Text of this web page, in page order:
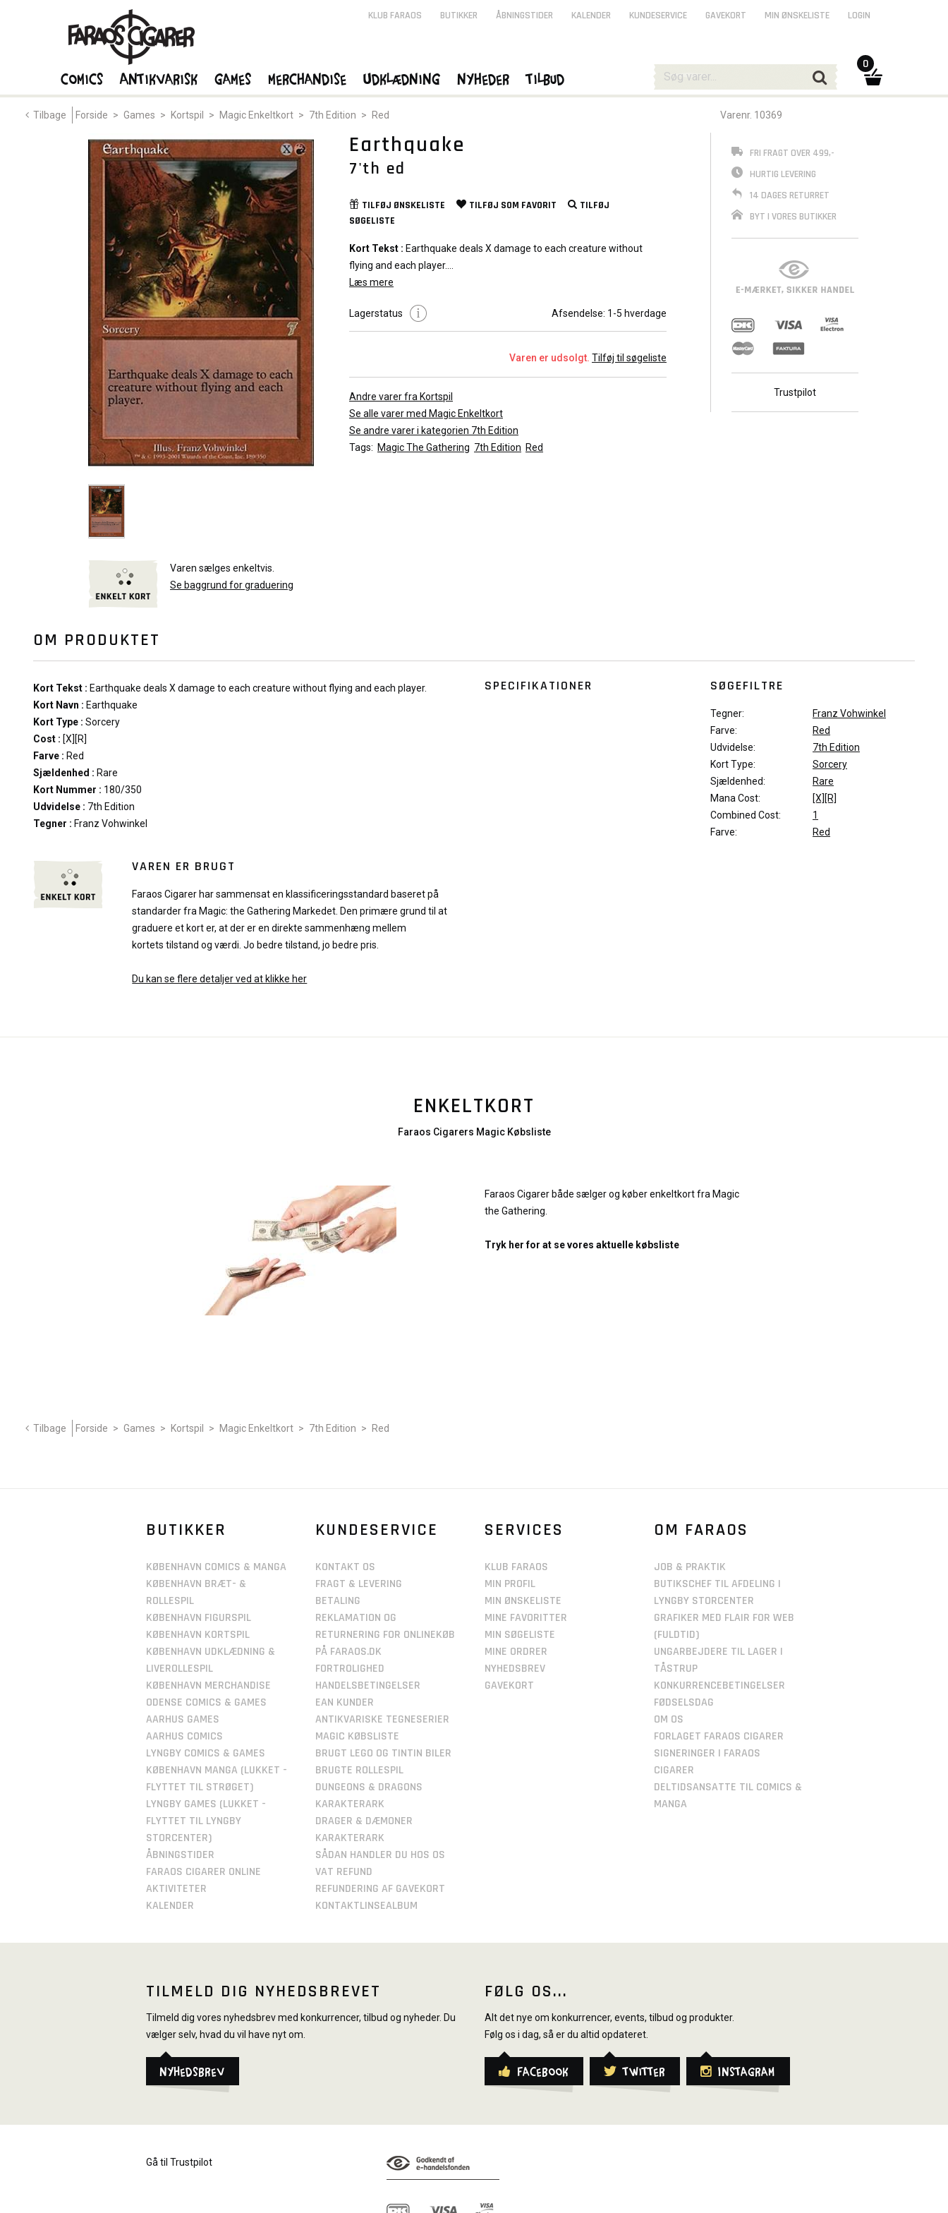
Tilbage Forside > Games > Kortspil > Magic Enkeltkort > 7th Edition > Red Varenr. 10369
Varen sælges enkeltvis.
Se baggrund for graduering
Earthquake
7'th ed
TILFØJ ØNSKELISTE TILFØJ SOM FAVORIT
TILFØJ
SØGELISTE
Kort Tekst : Earthquake deals X damage to each creature without
flying and each player.
Kort Navn :
Cost :[X][R]
Farve :Red
Tegner :Franz Vohwinkel
Læs mere
Lagerstatus Afsendelse: 1-5 hverdage
Varen er udsolgt. Tilføj til søgeliste
Andre varer fra Kortspil
Se alle varer med Magic Enkeltkort
Se andre varer i kategorien 7th Edition
Tags: Magic The Gathering 7th Edition Red
FRI FRAGT OVER 499,-
HURTIG LEVERING
14 DAGES RETURRET
BYT I VORES BUTIKKER
Trustpilot
OM PRODUKTET
Kort Tekst : Earthquake deals X damage to each creature without flying and each player.
Kort Navn : Earthquake
Kort Type : Sorcery
Cost : [X][R]
Farve : Red
Sjældenhed : Rare
Kort Nummer : 180/350
Udvidelse : 7th Edition
Tegner : Franz Vohwinkel
VAREN ER BRUGT
Faraos Cigarer har sammensat en klassificeringsstandard baseret på
standarder fra Magic: the Gathering Markedet. Den primære grund til at
graduere et kort er, at der er en direkte sammenhæng mellem
kortets tilstand og værdi. Jo bedre tilstand, jo bedre pris.
Du kan se flere detaljer ved at klikke her
SPECIFIKATIONER SØGEFILTRE
Tegner:
Franz Vohwinkel
Farve:
Red
Udvidelse:
7th Edition
Kort Type:
Sorcery
Sjældenhed:
Rare
Mana Cost:
[X][R]
Combined Cost:
1
Farve:
Red
ENKELTKORT
Faraos Cigarers Magic Købsliste
Faraos Cigarer både sælger og køber enkeltkort fra Magic
the Gathering.
Tryk her for at se vores aktuelle købsliste
Tilbage Forside > Games > Kortspil > Magic Enkeltkort > 7th Edition > Red
KLUB FARAOS BUTIKKER ÅBNINGSTIDER KALENDER KUNDESERVICE GAVEKORT MIN ØNSKELISTE LOGIN
Comics Antikvarisk Games Merchandise Udklædning Nyheder Tilbud
0
BUTIKKER
KØBENHAVN COMICS & MANGA
KØBENHAVN BRÆT- &
ROLLESPIL
KØBENHAVN FIGURSPIL
KØBENHAVN KORTSPIL
KØBENHAVN UDKLÆDNING &
LIVEROLLESPIL
KØBENHAVN MERCHANDISE
ODENSE COMICS & GAMES
AARHUS GAMES
AARHUS COMICS
LYNGBY COMICS & GAMES
KØBENHAVN MANGA (LUKKET -
FLYTTET TIL STRØGET)
LYNGBY GAMES (LUKKET -
FLYTTET TIL LYNGBY
STORCENTER)
ÅBNINGSTIDER
FARAOS CIGARER ONLINE
AKTIVITETER
KALENDER
KUNDESERVICE
KONTAKT OS
FRAGT & LEVERING
BETALING
REKLAMATION OG
RETURNERING FOR ONLINEKØB
PÅ FARAOS.DK
FORTROLIGHED
HANDELSBETINGELSER
EAN KUNDER
ANTIKVARISKE TEGNESERIER
MAGIC KØBSLISTE
BRUGT LEGO OG TINTIN BILER
BRUGTE ROLLESPIL
DUNGEONS & DRAGONS
KARAKTERARK
DRAGER & DÆMONER
KARAKTERARK
SÅDAN HANDLER DU HOS OS
VAT REFUND
REFUNDERING AF GAVEKORT
KONTAKTLINSEALBUM
SERVICES
KLUB FARAOS
MIN PROFIL
MIN ØNSKELISTE
MINE FAVORITTER
MIN SØGELISTE
MINE ORDRER
NYHEDSBREV
GAVEKORT
OM FARAOS
JOB & PRAKTIK
BUTIKSCHEF TIL AFDELING I
LYNGBY STORCENTER
GRAFIKER MED FLAIR FOR WEB
(FULDTID)
UNGARBEJDERE TIL LAGER I
TÅSTRUP
KONKURRENCEBETINGELSER
FØDSELSDAG
OM OS
FORLAGET FARAOS CIGARER
SIGNERINGER I FARAOS
CIGARER
DELTIDSANSATTE TIL COMICS &
MANGA
TILMELD DIG NYHEDSBREVET
Tilmeld dig vores nyhedsbrev med konkurrencer, tilbud og nyheder. Du
vælger selv, hvad du vil have nyt om.
Nyhedsbrev
FØLG OS...
Alt det nye om konkurrencer, events, tilbud og produkter.
Følg os i dag, så er du altid opdateret.
Facebook Twitter Instagram
Gå til Trustpilot